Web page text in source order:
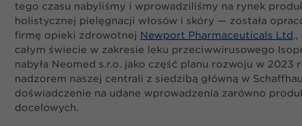
tego czasu nabyliśmy i wprowadziliśmy na rynek
holistycznej pielęgnacji włosów i skóry — została
firmę opieki zdrowotnej Newport Pharmaceuticals Ltd.,
całym świecie w zakresie leku przeciwwirusowego
nabyła Neomed s.r.o. jako część planu rozwoju w 2023
nadzorem naszej centrali z siedzibą główną w
doświadczenie na udane wprowadzenia zarówno
docelowych.